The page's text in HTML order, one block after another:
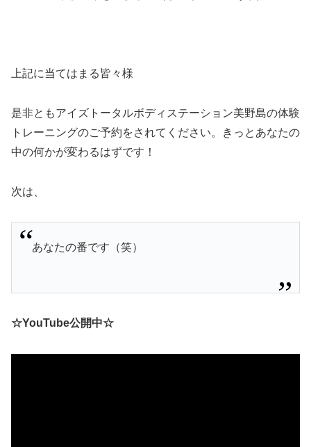
上記に当てはまる皆々様
是非ともアイズトータルボディステーション美野島の体験
トレーニングのご予約をされてください。きっとあなたの
中の何かが変わるはずです！
次は、
あなたの番です（笑）
☆YouTube公開中☆